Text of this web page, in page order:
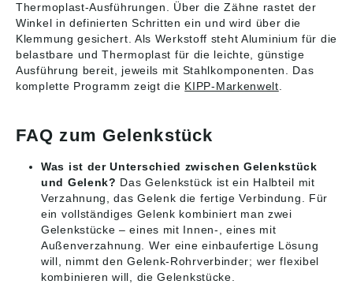
Thermoplast-Ausführungen. Über die Zähne rastet der
Winkel in definierten Schritten ein und wird über die
Klemmung gesichert. Als Werkstoff steht Aluminium für die
belastbare und Thermoplast für die leichte, günstige
Ausführung bereit, jeweils mit Stahlkomponenten. Das
komplette Programm zeigt die KIPP-Markenwelt
FAQ zum Gelenkstück
Was ist der Unterschied zwischen Gelenkstück
und Gelenk? Das Gelenkstück ist ein Halbteil mit
Verzahnung, das Gelenk die fertige Verbindung. Für
ein vollständiges Gelenk kombiniert man zwei
Gelenkstücke – eines mit Innen-, eines mit
Außenverzahnung. Wer eine einbaufertige Lösung
will, nimmt den Gelenk-Rohrverbinder; wer flexibel
kombinieren will, die Gelenkstücke.